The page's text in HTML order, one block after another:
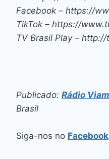
Facebook – https://
TikTok – https://
TV Brasil Play –
Publicado: Rádio
Brasil
Siga-nos no Facebook